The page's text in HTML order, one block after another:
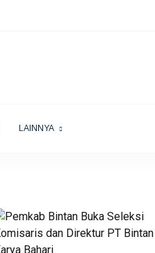
LAINNYA